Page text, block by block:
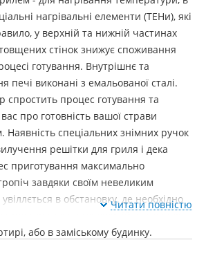
нагрівальні елементи (ТЕНи), які
у верхній та нижній частинах
стінок знижує споживання
готування. Внутрішнє та
печі виконані з емальованої сталі.
спростить процес готування та
про готовність вашої страви
Наявність спеціальних знімних ручок
решітки для гриля і дека
приготування максимально
завдяки своїм невеликим
в обстановку, де необхідно
або в заміському будинку.
Читати повністю